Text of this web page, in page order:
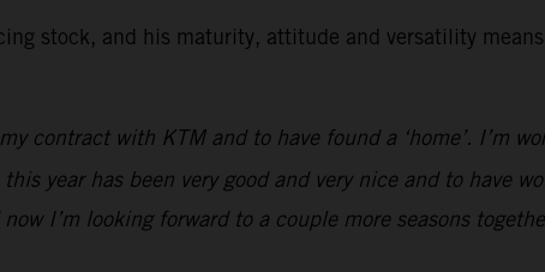
stock, and his maturity, attitude and versatility
contract with KTM and to have found a ‘home’. I’m
year has been very good and very nice and to have
I’m looking forward to a couple more seasons